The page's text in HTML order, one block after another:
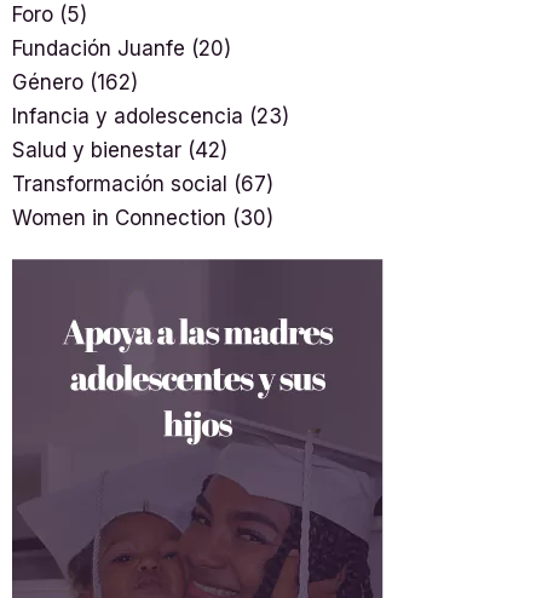
Foro (5)
Fundación Juanfe (20)
Género (162)
Infancia y adolescencia (23)
Salud y bienestar (42)
Transformación social (67)
Women in Connection (30)